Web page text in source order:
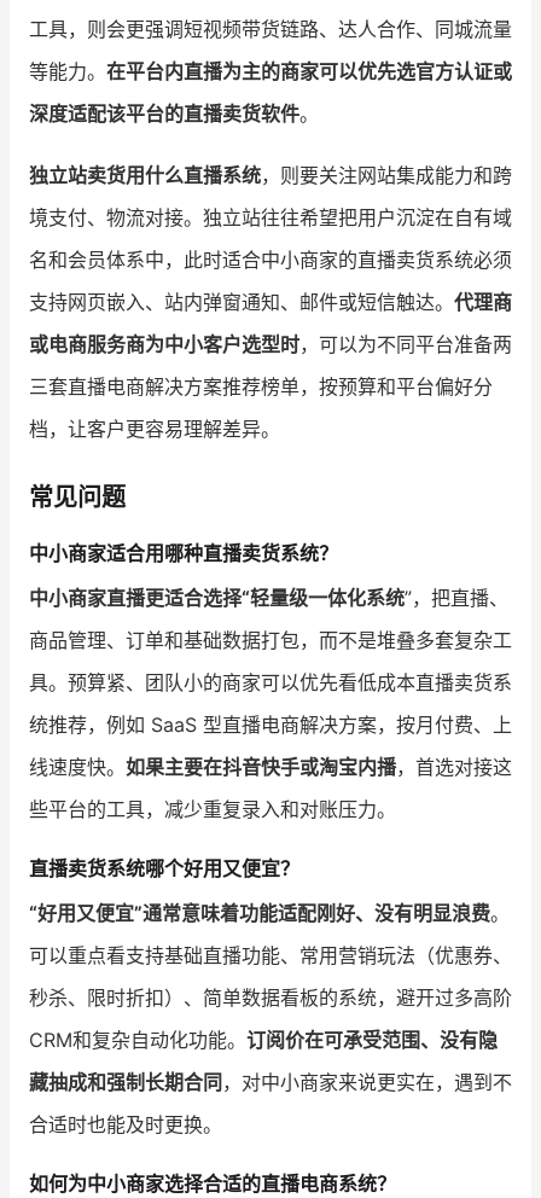
工具，则会更强调短视频带货链路、达人合作、同城流量
等能力。 在平台内直播为主的商家可以优先选官方认证或
深度适配该平台的直播卖货软件。
独立站卖货用什么直播系统，则要关注网站集成能力和跨
境支付、物流对接。独立站往往希望把用户沉淀在自有域
名和会员体系中，此时适合中小商家的直播卖货系统必须
支持网页嵌入、站内弹窗通知、邮件或短信触达。 代理商
或电商服务商为中小客户选型时，可以为不同平台准备两
三套直播电商解决方案推荐榜单，按预算和平台偏好分
档，让客户更容易理解差异。
常见问题
中小商家适合用哪种直播卖货系统？
中小商家直播更适合选择“轻量级一体化系统”，把直播、
商品管理、订单和基础数据打包，而不是堆叠多套复杂工
具。预算紧、团队小的商家可以优先看低成本直播卖货系
统推荐，例如 SaaS 型直播电商解决方案，按月付费、上
线速度快。 如果主要在抖音快手或淘宝内播，首选对接这
些平台的工具，减少重复录入和对账压力。
直播卖货系统哪个好用又便宜？
“好用又便宜”通常意味着功能适配刚好、没有明显浪费。
可以重点看支持基础直播功能、常用营销玩法（优惠券、
秒杀、限时折扣）、简单数据看板的系统，避开过多高阶
CRM和复杂自动化功能。 订阅价在可承受范围、没有隐
藏抽成和强制长期合同 ，对中小商家来说更实在，遇到不
合适时也能及时更换。
如何为中小商家选择合适的直播电商系统？